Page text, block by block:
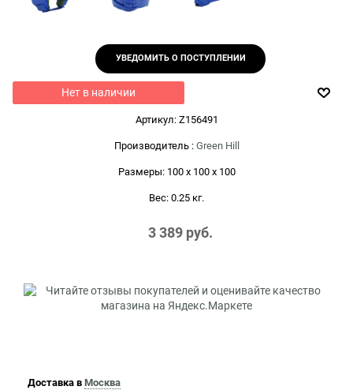
УВЕДОМИТЬ О ПОСТУПЛЕНИИ
Нет в наличии
Артикул: Z156491
Производитель : Green Hill
Размеры: 100 x 100 x 100
Вес: 0.25 кг.
3 389 руб.
Доставка в Москва